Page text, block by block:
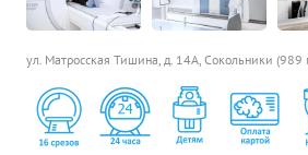
ул. Матросская Тишина, д. 14А, Сокольники (989